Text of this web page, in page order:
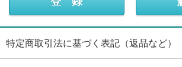
特定商取引法に基づく表記（返品など）